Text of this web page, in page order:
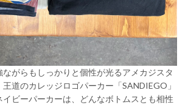
がらもしっかりと個性が光るアメカジスタ
道のカレッジロゴパーカー「SANDIEGO」
ビーパーカーは、どんなボトムスとも相性